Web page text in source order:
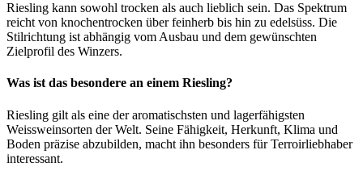
Riesling kann sowohl trocken als auch lieblich sein. Das Spektrum
reicht von knochentrocken über feinherb bis hin zu edelsüss. Die
Stilrichtung ist abhängig vom Ausbau und dem gewünschten
Zielprofil des Winzers.
Was ist das besondere an einem Riesling?
Riesling gilt als eine der aromatischsten und lagerfähigsten
Weissweinsorten der Welt. Seine Fähigkeit, Herkunft, Klima und
Boden präzise abzubilden, macht ihn besonders für Terroirliebhaber
interessant.